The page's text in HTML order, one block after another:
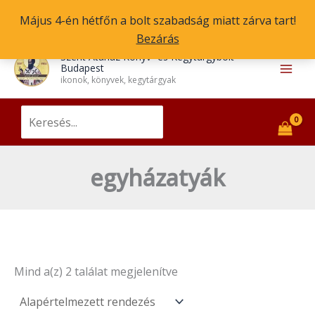
Május 4-én hétfőn a bolt szabadság miatt zárva tart!
Bezárás
Szent Atanáz Könyv- és Kegytárgybolt
Budapest
ikonok, könyvek, kegytárgyak
for:
egyházatyák
Mind a(z) 2 találat megjelenítve